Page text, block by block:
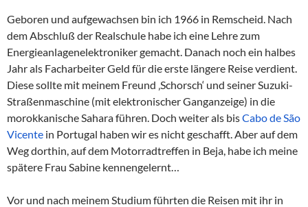
Geboren und aufgewachsen bin ich 1966 in Remscheid. Nach
dem Abschluß der Realschule habe ich eine Lehre zum
Energieanlagenelektroniker gemacht. Danach noch ein halbes
Jahr als Facharbeiter Geld für die erste längere Reise verdient.
Diese sollte mit meinem Freund ‚Schorsch‘ und seiner Suzuki-
Straßenmaschine (mit elektronischer Ganganzeige) in die
morokkanische Sahara führen. Doch weiter als bisCabo de São
Vicente in Portugal haben wir es nicht geschafft. Aber auf dem
Weg dorthin, auf dem Motorradtreffen in Beja, habe ich meine
spätere Frau Sabine kennengelernt…
Vor und nach meinem Studium führten die Reisen mit ihr in